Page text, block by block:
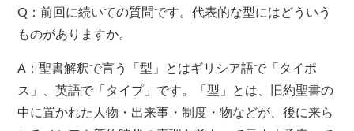
Q：前回に続いての質問です。代表的な型にはどういう
ものがありますか。
A：聖書解釈で言う「型」とはギリシア語で「タイポ
ス」、英語で「タイプ」です。「型」とは、旧約聖書の
中に置かれた人物・出来事・制度・物などが、後に来ら